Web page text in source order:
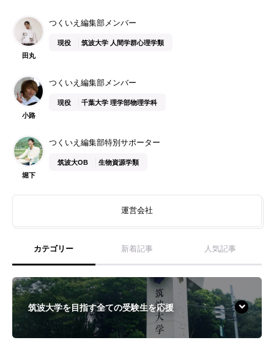
田丸
つくいえ編集部メンバー
現役 筑波大学 人間学群心理学類
小路
つくいえ編集部メンバー
現役 千葉大学 理学部物理学科
堀下
つくいえ編集部特別サポーター
筑波大OB 生物資源学類
運営会社
カテゴリー 新着記事 人気記事
筑波大学を目指す全ての受験生を応援